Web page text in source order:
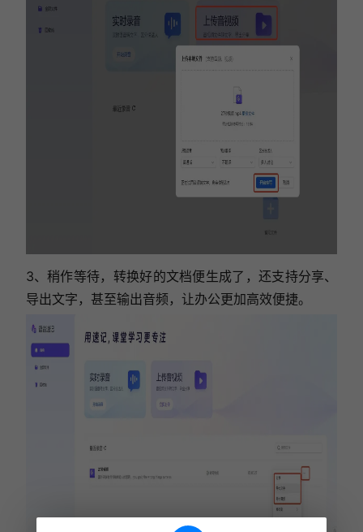
3、稍作等待，转换好的文档便生成了，还支持分享、
导出文字，甚至输出音频，让办公更加高效便捷。